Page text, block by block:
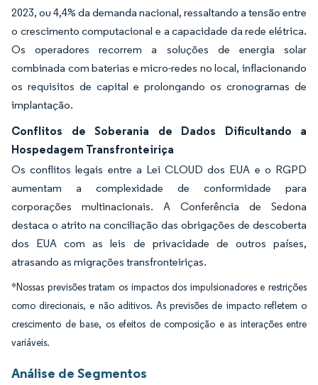
2023, ou 4,4% da demanda nacional, ressaltando a tensão entre
o crescimento computacional e a capacidade da rede elétrica.
Os operadores recorrem a soluções de energia solar
combinada com baterias e micro-redes no local, inflacionando
os requisitos de capital e prolongando os cronogramas de
implantação.
Conflitos de Soberania de Dados Dificultando a
Hospedagem Transfronteiriça
Os conflitos legais entre a Lei CLOUD dos EUA e o RGPD
aumentam a complexidade de conformidade para
corporações multinacionais. A Conferência de Sedona
destaca o atrito na conciliação das obrigações de descoberta
dos EUA com as leis de privacidade de outros países,
atrasando as migrações transfronteiriças.
*Nossas previsões tratam os impactos dos impulsionadores e restrições
como direcionais, e não aditivos. As previsões de impacto refletem o
crescimento de base, os efeitos de composição e as interações entre
variáveis.
Análise de Segmentos